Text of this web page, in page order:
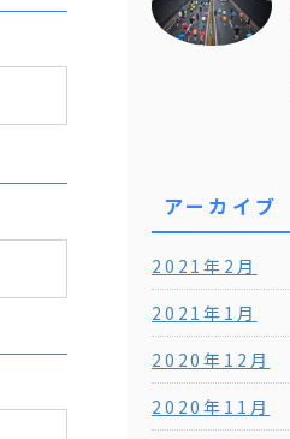
アーカイブ
2021年2月
2021年1月
2020年12月
2020年11月